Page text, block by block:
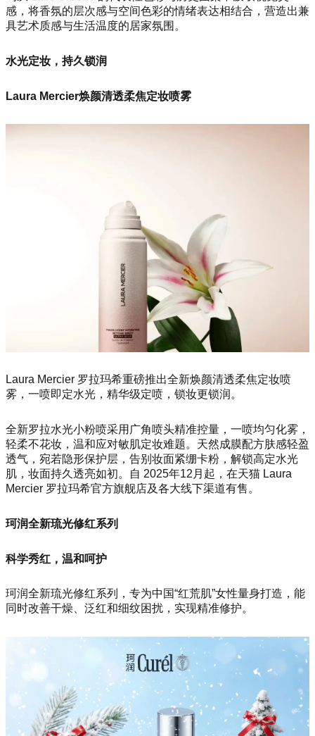
感，将香氛的层次感与空间色彩的情绪表达相结合，营造出兼
具艺术质感与生活温度的居家氛围。
水光定妆，持久锁润
Laura Mercier焕颜清透柔焦定妆喷雾
Laura Mercier 罗拉玛希重磅推出全新焕颜清透柔焦定妆喷
雾，一喷即定水光，精华级定喷，锁妆更锁润。
全新罗拉水光小粉喷采用广角喷头精准控量，一喷均匀化雾，
轻柔不花妆，温和应对敏肌定妆难题。天然成膜配方肤感轻盈
透气，宛若隐形保护层，告别妆面紧绷卡粉，解锁高定水光
肌，妆面持久透亮如初。自 2025年12月起，在天猫 Laura
Mercier 罗拉玛希官方旗舰店及各大线下渠道有售。
珂润全新琉光修红系列
科学秀红，温和呵护
珂润全新琉光修红系列，专为中国“红荒肌”女性量身打造，能
同时改善干燥、泛红和细纹困扰，实现精准修护。